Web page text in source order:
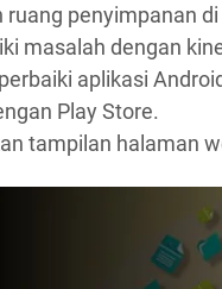
ruang penyimpanan
masalah dengan
aplikasi
Play Store.
tampilan halaman